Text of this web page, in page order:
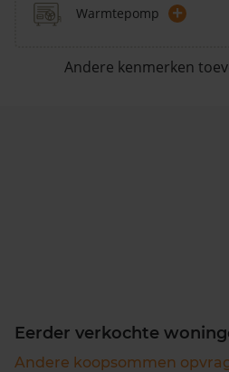
Warmtepomp +
Andere kenmerken
Eerder verkochte
Andere koopsommen